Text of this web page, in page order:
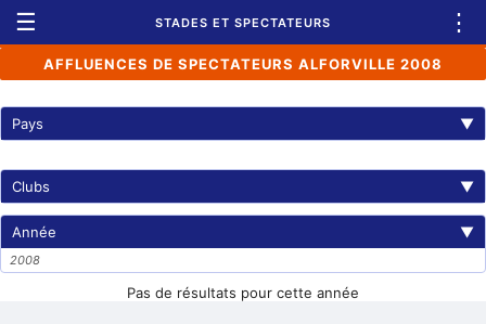
☰ STADES ET SPECTATEURS ⋮
AFFLUENCES DE SPECTATEURS ALFORVILLE 2008
Pays ▼
Clubs ▼
Année ▼
2008
Pas de résultats pour cette année